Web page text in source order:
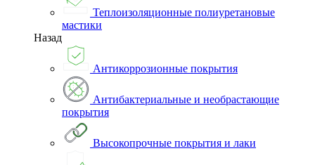
Теплоизоляционные полиуретановые
мастики
Назад
Антикоррозионные покрытия
Антибактериальные и необрастающие
покрытия
Высокопрочные покрытия и лаки